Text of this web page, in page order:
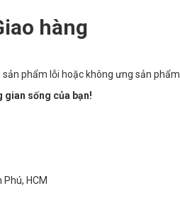
hàng
phẩm lỗi hoặc không ưng sản phẩm
gian sống của bạn!
HCM